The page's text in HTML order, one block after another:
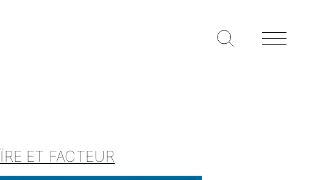
ET FACTEUR